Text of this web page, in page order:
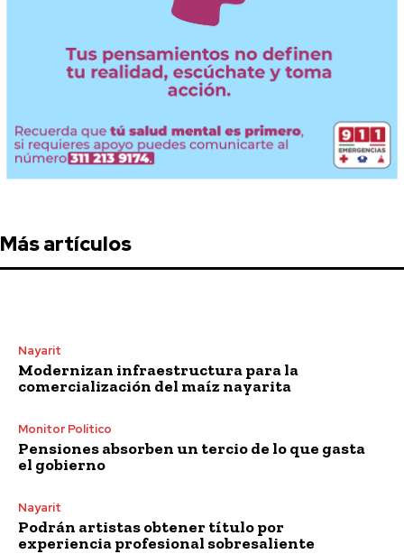
Más artículos
Nayarit
Modernizan infraestructura para la
comercialización del maíz nayarita
Monitor Político
Pensiones absorben un tercio de lo que gasta
el gobierno
Nayarit
Podrán artistas obtener título por
experiencia profesional sobresaliente